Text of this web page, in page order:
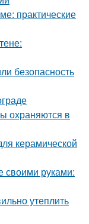
практические
безопасность
охраняются в
керамической
своими руками:
утеплить